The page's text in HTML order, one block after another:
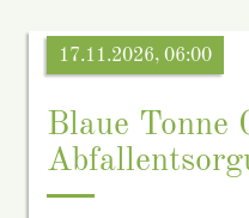
Blaue Tonne
17.11.2026, 06:00